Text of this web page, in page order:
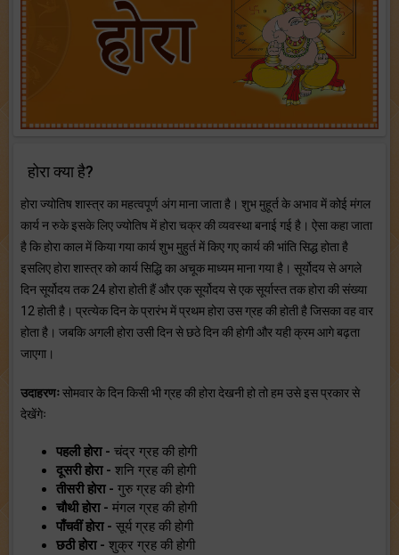
होरा क्या है?
होरा ज्योतिष शास्त्र का महत्वपूर्ण अंग माना जाता है। शुभ मुहूर्त के अभाव में कोई मंगल
कार्य न रुके इसके लिए ज्योतिष में होरा चक्र की व्यवस्था बनाई गई है। ऐसा कहा जाता
है कि होरा काल में किया गया कार्य शुभ मुहुर्त में किए गए कार्य की भांति सिद्ध होता है
इसलिए होरा शास्त्र को कार्य सिद्धि का अचूक माध्यम माना गया है। सूर्योदय से अगले
दिन सूर्योदय तक 24 होरा होती हैं और एक सूर्योदय से एक सूर्यास्त तक होरा की संख्या
12 होती है। प्रत्येक दिन के प्रारंभ में प्रथम होरा उस ग्रह की होती है जिसका वह वार
होता है। जबकि अगली होरा उसी दिन से छठे दिन की होगी और यही क्रम आगे बढ़ता
जाएगा।
उदाहरणःसोमवार के दिन किसी भी ग्रह की होरा देखनी हो तो हम उसे इस प्रकार से
देखेंगेः
पहली होरा - चंद्र ग्रह की होगी
दूसरी होरा - शनि ग्रह की होगी
तीसरी होरा - गुरु ग्रह की होगी
चौथी होरा - मंगल ग्रह की होगी
पाँचवीं होरा - सूर्य ग्रह की होगी
छठी होरा - शुक्र ग्रह की होगी